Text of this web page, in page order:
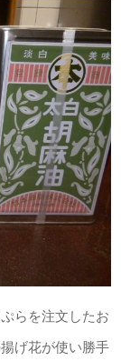
らを注文したお
げ花が使い勝手